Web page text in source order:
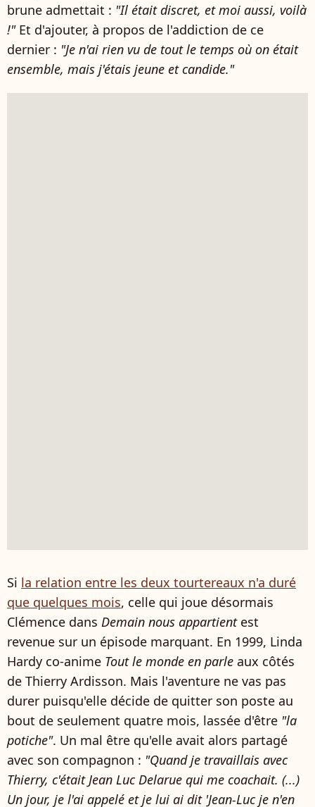
brune admettait : "Il était discret, et moi aussi, voilà
!" Et d'ajouter, à propos de l'addiction de ce
dernier : "Je n'ai rien vu de tout le temps où on était
ensemble, mais j'étais jeune et candide."
Si la relation entre les deux tourtereaux n'a duré
que quelques mois, celle qui joue désormais
Clémence dans Demain nous appartientest
revenue sur un épisode marquant. En 1999, Linda
Hardy co-anime Tout le monde en parle aux côtés
de Thierry Ardisson. Mais l'aventure ne vas pas
durer puisqu'elle décide de quitter son poste au
bout de seulement quatre mois, lassée d'être "la
potiche". Un mal être qu'elle avait alors partagé
avec son compagnon : "Quand je travaillais avec
Thierry, c'était Jean Luc Delarue qui me coachait. (...)
Un jour, je l'ai appelé et je lui ai dit 'Jean-Luc je n'en